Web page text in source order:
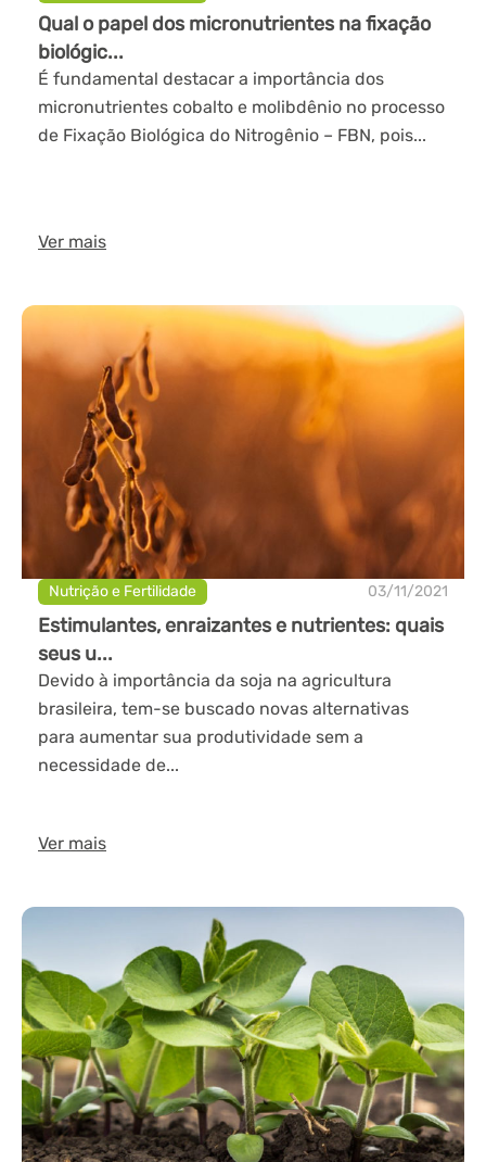
Qual o papel dos micronutrientes na fixação
biológic...
É fundamental destacar a importância dos
micronutrientes cobalto e molibdênio no processo
de Fixação Biológica do Nitrogênio – FBN, pois...
Ver mais
Nutrição e Fertilidade 03/11/2021
Estimulantes, enraizantes e nutrientes: quais
seus u...
Devido à importância da soja na agricultura
brasileira, tem-se buscado novas alternativas
para aumentar sua produtividade sem a
necessidade de...
Ver mais